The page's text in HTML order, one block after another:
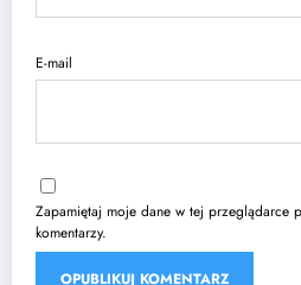
E-mail
Zapamiętaj moje dane w tej przeglądarce
komentarzy.